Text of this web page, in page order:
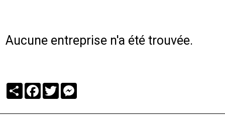
Aucune entreprise n'a été trouvée.
PartagerFacebook
Twitter